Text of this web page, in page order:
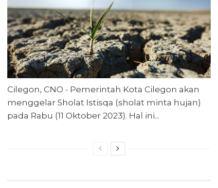
Cilegon, CNO - Pemerintah Kota Cilegon akan
menggelar Sholat Istisqa (sholat minta hujan)
pada Rabu (11 Oktober 2023). Hal ini...